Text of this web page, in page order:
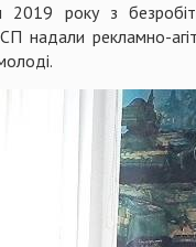
року з
рекламно-